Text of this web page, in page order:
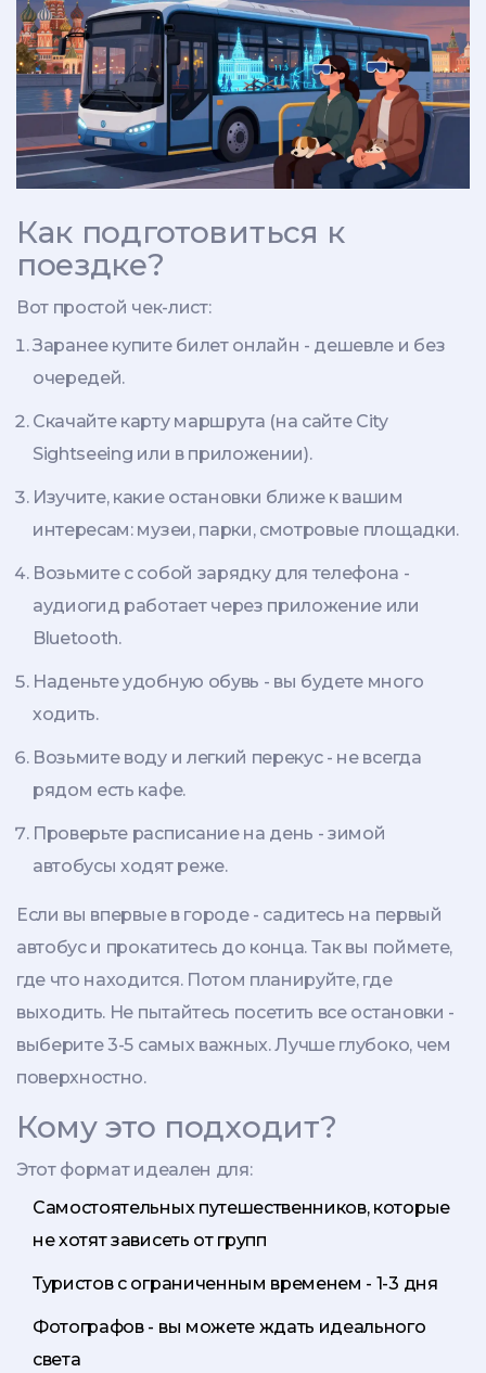
Как подготовиться к
поездке?
Вот простой чек-лист:
Заранее купите билет онлайн - дешевле и без
очередей.
Скачайте карту маршрута (на сайте City
Sightseeing или в приложении).
Изучите, какие остановки ближе к вашим
интересам: музеи, парки, смотровые площадки.
Возьмите с собой зарядку для телефона -
аудиогид работает через приложение или
Bluetooth.
Наденьте удобную обувь - вы будете много
ходить.
Возьмите воду и легкий перекус - не всегда
рядом есть кафе.
Проверьте расписание на день - зимой
автобусы ходят реже.
Если вы впервые в городе - садитесь на первый
автобус и прокатитесь до конца. Так вы поймете,
где что находится. Потом планируйте, где
выходить. Не пытайтесь посетить все остановки -
выберите 3-5 самых важных. Лучше глубоко, чем
поверхностно.
Кому это подходит?
Этот формат идеален для:
Самостоятельных путешественников, которые
не хотят зависеть от групп
Туристов с ограниченным временем - 1-3 дня
Фотографов - вы можете ждать идеального
света